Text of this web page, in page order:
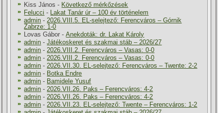
Kiss János - Következő mérkőzések
Felucci - Lakat Tanár úr – 100 év történelem
admin - 2026.VIII.5. EL-selejtező: Ferencváros – Górnik
Zabrze: 1-0
Lovas Gábor -Anekdoták: dr. Lakat Károly
admin -Játékoskeret és szakmai stáb – 2026/27
admin - 2026.VIII.2. Ferencváros – Vasas: 0-0
admin - 2026.VIII.2. Ferencváros – Vasas: 0-0
admin - 2026.VII.30. EL-selejtező: Ferencváros – Twente: 2-2
admin - Botka Endre
admin - Bamidele Yusuf
admin - 2026.VII.26. Paks – Ferencváros: 4-2
admin - 2026.VII.26. Paks – Ferencváros: 4-2
admin - 2026.VII.23. EL-selejtező: Twente – Ferencváros: 1-2